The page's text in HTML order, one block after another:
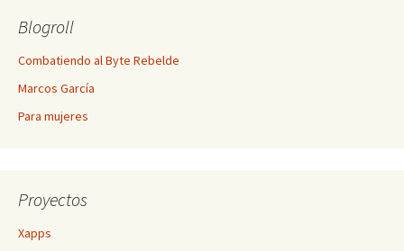
Blogroll
Combatiendo al Byte Rebelde
Marcos García
Para mujeres
Proyectos
Xapps